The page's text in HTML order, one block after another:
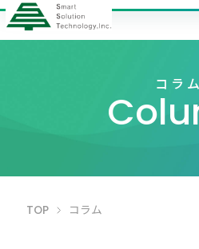
コラム
TOP コラム